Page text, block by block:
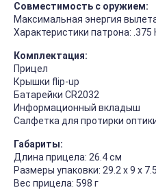
Совместимость с оружием:
Максимальная энергия
Характеристики патрона: .375
Комплектация:
Прицел
Крышки flip-up
Батарейки СR2032
Информационный вкладыш
Салфетка для протирки
Габариты:
Длина прицела: 26.4 см
Размеры упаковки: 29.2 х 9 х
Вес прицела: 598 г